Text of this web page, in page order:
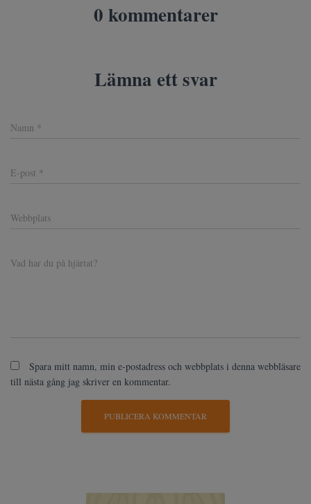
0 kommentarer
Lämna ett svar
Namn *
E-post *
Webbplats
Vad har du på hjärtat?
Spara mitt namn, min e-postadress och webbplats i denna webbläsare
till nästa gång jag skriver en kommentar.